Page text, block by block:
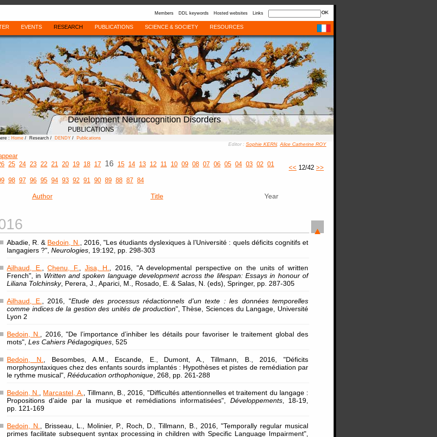
Members DDL keywords Hosted websites Links
EVENTS RESEARCH PUBLICATIONS SCIENCE & SOCIETY RESOURCES
Development Neurocognition Disorders
PUBLICATIONS
: Home / Research / DENDY / Publications
Editor : Sophie KERN, Alice Catherine ROY
25 24 23 22 21 20 19 18 17 16 15 14 13 12 11 10 09 08 07 06 05 04 03 02 01
98 97 96 95 94 93 92 91 90 89 88 87 84
<< 12/42 >>
Author Title Year
Abadie, R. & Bedoin, N.
, 2016, "Les étudiants dyslexiques à l’Université : quels déficits cognitifs et
langagiers ?", Neurologies , 19:192, pp. 298-303
Ailhaud, E. ,Chenu, F. Jisa, H.
, 2016, "A developmental perspective on the units of written
French", in Written and spoken language development across the lifespan: Essays in honour of
Liliana Tolchinsky, Perera, J., Aparici, M., Rosado, E. & Salas, N. (eds), Springer, pp. 287-305
Ailhaud, E. , 2016, "Etude des processus rédactionnels d’un texte : les données temporelles
comme indices de la gestion des unités de production", Thèse, Sciences du Langage, Université
Lyon 2
Bedoin, N.
, 2016, "De l’importance d’inhiber les détails pour favoriser le traitement global des
mots", Les Cahiers Pédagogiques , 525
Bedoin, N.
, Besombes, A.M., Escande, E., Dumont, A., Tillmann, B., 2016, "Déficits
morphosyntaxiques chez des enfants sourds implantés : Hypothèses et pistes de remédiation par
le rythme musical", Rééducation orthophonique , 268, pp. 261-288
Bedoin, N. Marcastel, A.
, Tillmann, B., 2016, "Difficultés attentionnelles et traitement du langage :
Propositions d’aide par la musique et remédiations informatisées", Développements, 18-19,
pp. 121-169
Bedoin, N.
, Brisseau, L., Molinier, P., Roch, D., Tillmann, B., 2016, "Temporally regular musical
primes facilitate subsequent syntax processing in children with Specific Language Impairment",